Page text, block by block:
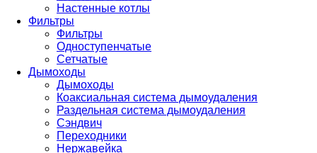
Настенные котлы
Фильтры
Фильтры
Одноступенчатые
Сетчатые
Дымоходы
Дымоходы
Коаксиальная система дымоудаления
Раздельная система дымоудаления
Сэндвич
Переходники
Нержавейка